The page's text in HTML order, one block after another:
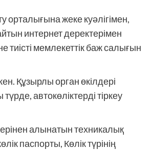
орталығына жеке куәлігімен,
интернет деректерімен
тиісті мемлекеттік баж салығын
Құзырлы орган өкілдері
автокөліктерді тіркеу
алынатын техникалық
паспорты, Көлік түрінің